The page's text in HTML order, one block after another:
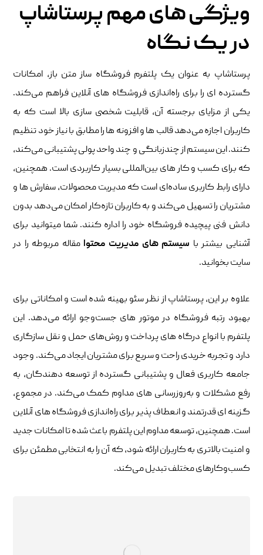
ویژگی ‌های مهم پرستاشاپ
در یک نگاه
پرستاشاپ به ‌عنوان یک پلتفرم فروشگاه ‌ساز متن‌ باز، امکانات
گسترده ‌ای را برای راه‌اندازی فروشگاه‌ های آنلاین فراهم می‌کند.
یکی از مزایای برجسته آن، قابلیت شخصی ‌سازی بالا است که به
کاربران اجازه می‌دهد قالب ‌ها و افزونه‌ ها را مطابق با نیاز خود تنظیم
کنند. این سیستم از چندزبانگی و چند واحد پولی پشتیبانی می‌کند،
که برای کسب‌ و کار های بین‌المللی بسیار کاربردی است. همچنین،
دارای رابط کاربری ساده‌ای است که مدیریت محصولات، سفارش‌ ها و
مشتریان را تسهیل می‌کند و به کاربران تازه‌کار امکان می‌دهد بدون
دانش فنی پیچیده فروشگاه خود را اداره کنند. شما میتوانید برای
آشنایی بیشتر با سیستم‌ های مدیریت محتوا مقاله مربوطه را در
سایت بخوانید.
علاوه بر این، پرستاشاپ از نظر سئو بهینه شده است و امکاناتی برای
بهبود رتبه فروشگاه در موتور های جست‌وجو ارائه می‌دهد. این
پلتفرم با انواع درگاه‌ های پرداخت و روش‌های حمل ‌و نقل سازگاری
دارد و تجربه خریدی راحت و سریع برای مشتریان ایجاد می‌کند. وجود
جامعه کاربری فعال و پشتیبانی گسترده از توسعه ‌دهندگان، به
رفع مشکلات و به‌روزرسانی‌ های مداوم کمک می‌کند. در مجموع،
گزینه ‌ای قدرتمند و انعطاف ‌پذیر برای راه‌اندازی فروشگاه‌ های آنلاین
است. همچنین، توسعه مداوم این پلتفرم باعث شده تا امکانات جدید
و امنیت بالاتری به کاربران ارائه شود، که آن را به انتخابی مطمئن برای
کسب‌وکارهای مختلف تبدیل می‌کند.